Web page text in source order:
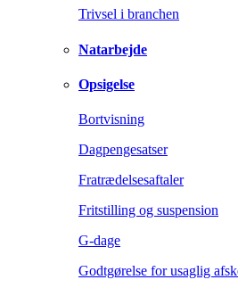
Trivsel i branchen
Natarbejde
Opsigelse
Bortvisning
Dagpengesatser
Fratrædelsesaftaler
Fritstilling og suspension
G-dage
Godtgørelse for usaglig